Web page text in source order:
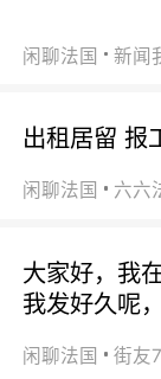
闲聊法国 新闻
出租居留
闲聊法国 六六
大家好，我
我发好久呢
闲聊法国